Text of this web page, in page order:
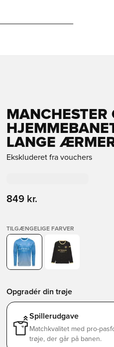
MANCHESTER
LANGE
Ekskluderet fra vouchers
849 kr.
TILGÆNGELIGE FARVER
Opgradér din trøje
Spillerudgave
Matchkvalitet med pro-
trøje, der går på banen.